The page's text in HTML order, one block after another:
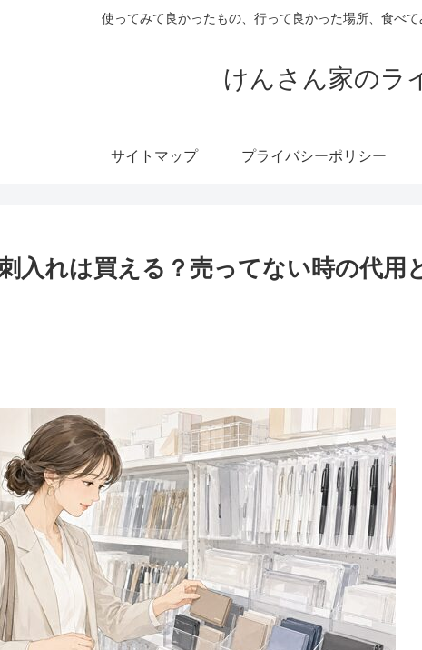
使ってみて良かったもの、行って良かった場所、食べ
けんさん家のラ
サイトマップ プライバシーポリシー
入れは買える？売ってない時の代用